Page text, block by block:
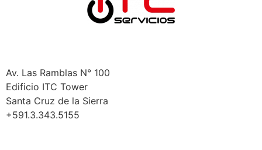
Av. Las Ramblas N° 100
Edificio ITC Tower
Santa Cruz de la Sierra
+591.3.343.5155